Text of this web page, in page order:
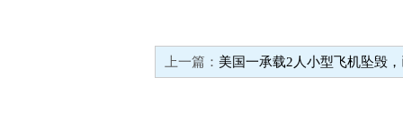
上一篇： 美国一承载2人小型飞机坠毁